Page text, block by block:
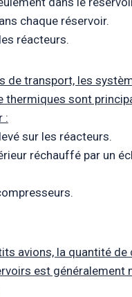
chaque réservoir.
réacteurs.
de transport, les
thermiques sont
:
sur les réacteurs.
réchauffé par un
avions, la quantité de
est généralement